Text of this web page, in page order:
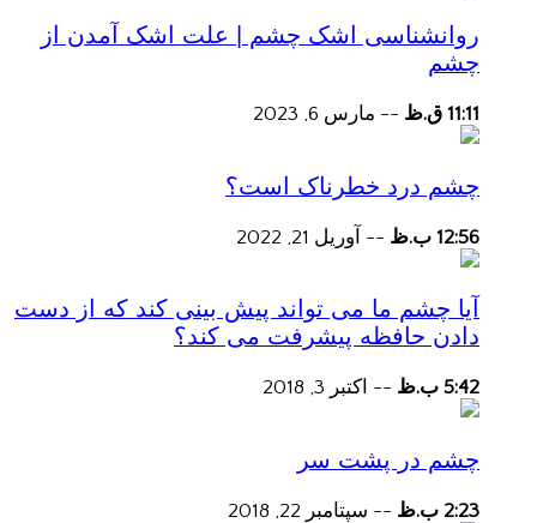
روانشناسی اشک چشم | علت اشک آمدن از
چشم
11:11 ق.ظ -- مارس 6, 2023
چشم درد خطرناک است؟
12:56 ب.ظ -- آوریل 21, 2022
آیا چشم ما می تواند پیش بینی کند که از دست
دادن حافظه پیشرفت می کند؟
5:42 ب.ظ -- اکتبر 3, 2018
چشم در پشت سر
2:23 ب.ظ -- سپتامبر 22, 2018